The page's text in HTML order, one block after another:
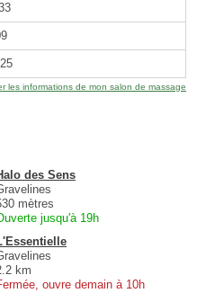
les informations de mon salon de massage
des Sens
mètres
jusqu'à 19h
km
ouvre demain à 10h